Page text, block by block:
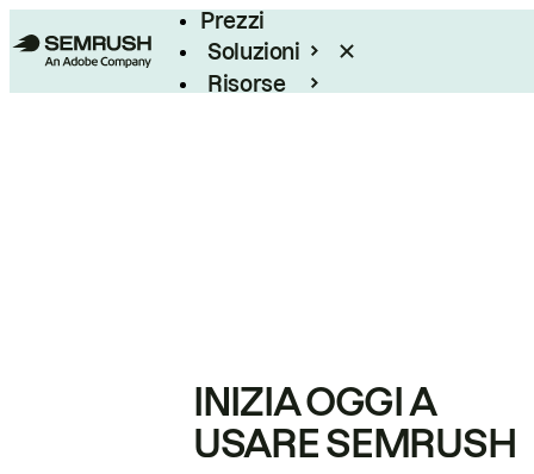
Prezzi
Soluzioni
Risorse
INIZIA OGGI A
USARE SEMRUSH